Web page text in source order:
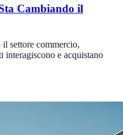
Cambiando il
il settore commercio,
e acquistano